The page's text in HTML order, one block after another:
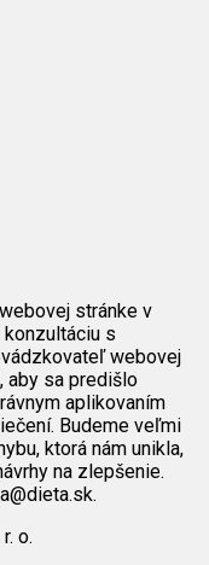
stránke v
konzultáciu s
webovej
aby sa predišlo
aplikovaním
Budeme veľmi
ktorá nám unikla,
na zlepšenie.
o.